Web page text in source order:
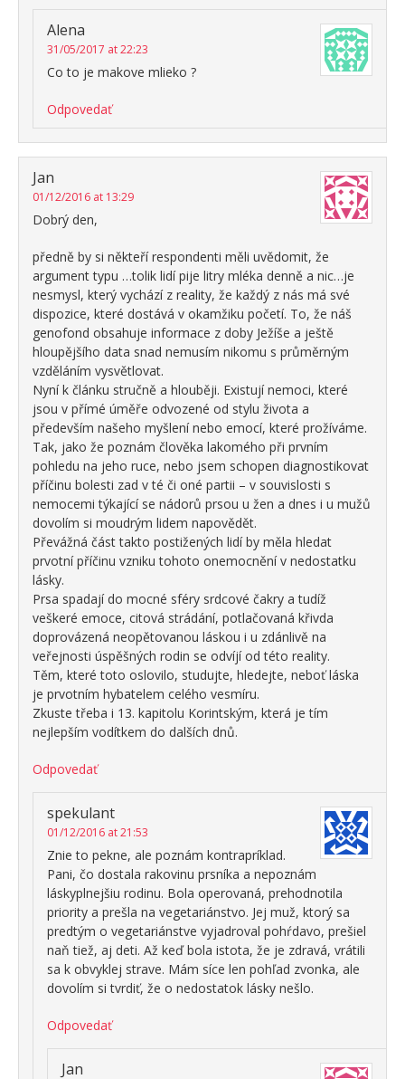
Alena
31/05/2017 at 22:23
Co to je makove mlieko ?
Odpovedať
Jan
01/12/2016 at 13:29
Dobrý den,
předně by si někteří respondenti měli uvědomit, že
argument typu …tolik lidí pije litry mléka denně a nic…je
nesmysl, který vychází z reality, že každý z nás má své
dispozice, které dostává v okamžiku početí. To, že náš
genofond obsahuje informace z doby Ježíše a ještě
hloupějšího data snad nemusím nikomu s průměrným
vzděláním vysvětlovat.
Nyní k článku stručně a hlouběji. Existují nemoci, které
jsou v přímé úměře odvozené od stylu života a
především našeho myšlení nebo emocí, které prožíváme.
Tak, jako že poznám člověka lakomého při prvním
pohledu na jeho ruce, nebo jsem schopen diagnostikovat
příčinu bolesti zad v té či oné partii – v souvislosti s
nemocemi týkající se nádorů prsou u žen a dnes i u mužů
dovolím si moudrým lidem napovědět.
Převážná část takto postižených lidí by měla hledat
prvotní příčinu vzniku tohoto onemocnění v nedostatku
lásky.
Prsa spadají do mocné sféry srdcové čakry a tudíž
veškeré emoce, citová strádání, potlačovaná křivda
doprovázená neopětovanou láskou i u zdánlivě na
veřejnosti úspěšných rodin se odvíjí od této reality.
Těm, které toto oslovilo, studujte, hledejte, neboť láska
je prvotním hybatelem celého vesmíru.
Zkuste třeba i 13. kapitolu Korintským, která je tím
nejlepším vodítkem do dalších dnů.
Odpovedať
spekulant
01/12/2016 at 21:53
Znie to pekne, ale poznám kontrapríklad.
Pani, čo dostala rakovinu prsníka a nepoznám
láskyplnejšiu rodinu. Bola operovaná, prehodnotila
priority a prešla na vegetariánstvo. Jej muž, ktorý sa
predtým o vegetariánstve vyjadroval pohŕdavo, prešiel
naň tiež, aj deti. Až keď bola istota, že je zdravá, vrátili
sa k obvyklej strave. Mám síce len pohľad zvonka, ale
dovolím si tvrdiť, že o nedostatok lásky nešlo.
Odpovedať
Jan